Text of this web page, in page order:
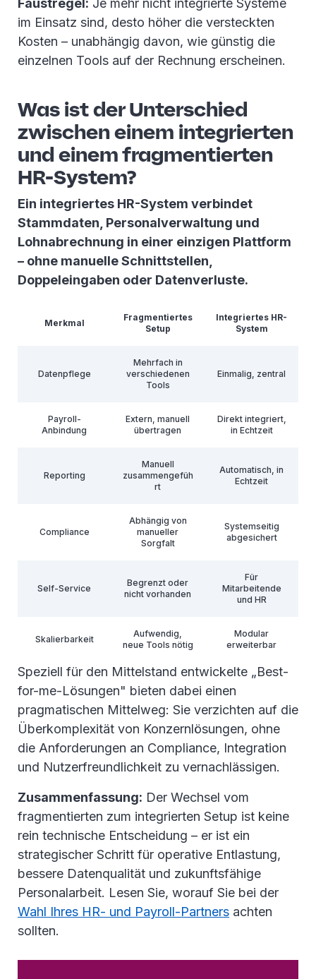
Faustregel: Je mehr nicht integrierte Systeme
im Einsatz sind, desto höher die versteckten
Kosten – unabhängig davon, wie günstig die
einzelnen Tools auf der Rechnung erscheinen.
Was ist der Unterschied
zwischen einem integrierten
und einem fragmentierten
HR-System?
Ein integriertes HR-System verbindet
Stammdaten, Personalverwaltung und
Lohnabrechnung in einer einzigen Plattform
– ohne manuelle Schnittstellen,
Doppeleingaben oder Datenverluste.
Merkmal
Fragmentiertes
Setup
Integriertes HR-
System
Datenpflege
Mehrfach in
verschiedenen
Tools
Einmalig, zentral
Payroll-
Anbindung
Extern, manuell
übertragen
Direkt integriert,
in Echtzeit
Reporting
Manuell
zusammengefüh
rt
Automatisch, in
Echtzeit
Compliance
Abhängig von
manueller
Sorgfalt
Systemseitig
abgesichert
Self-Service
Begrenzt oder
nicht vorhanden
Für
Mitarbeitende
und HR
Skalierbarkeit
Aufwendig,
neue Tools nötig
Modular
erweiterbar
Speziell für den Mittelstand entwickelte „Best-
for-me-Lösungen" bieten dabei einen
pragmatischen Mittelweg: Sie verzichten auf die
Überkomplexität von Konzernlösungen, ohne
die Anforderungen an Compliance, Integration
und Nutzerfreundlichkeit zu vernachlässigen.
Zusammenfassung: Der Wechsel vom
fragmentierten zum integrierten Setup ist keine
rein technische Entscheidung – er ist ein
strategischer Schritt für operative Entlastung,
bessere Datenqualität und zukunftsfähige
Personalarbeit. Lesen Sie, worauf Sie bei der
Wahl Ihres HR- und Payroll-Partners achten
sollten.